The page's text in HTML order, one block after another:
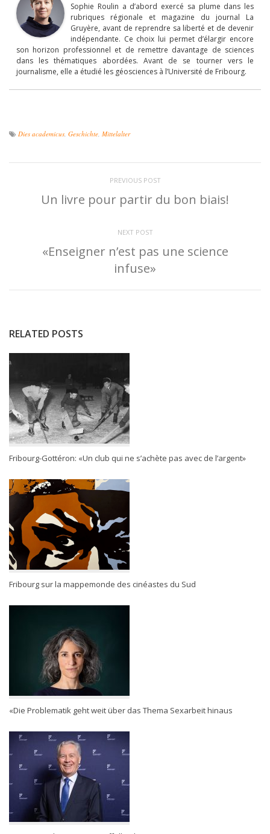
Sophie Roulin a d’abord exercé sa plume dans les
rubriques régionale et magazine du journal La
Gruyère, avant de reprendre sa liberté et de devenir
indépendante. Ce choix lui permet d’élargir encore
son horizon professionnel et de remettre davantage de sciences
dans les thématiques abordées. Avant de se tourner vers le
journalisme, elle a étudié les géosciences à l’Université de Fribourg.
Dies academicus Geschichte Mittelalter
PREVIOUS POST
Un livre pour partir du bon biais!
NEXT POST
«Enseigner n’est pas une science
infuse»
RELATED POSTS
Fribourg-Gottéron: «Un club qui ne s’achète pas avec de l’argent»
Fribourg sur la mappemonde des cinéastes du Sud
«Die Problematik geht weit über das Thema Sexarbeit hinaus